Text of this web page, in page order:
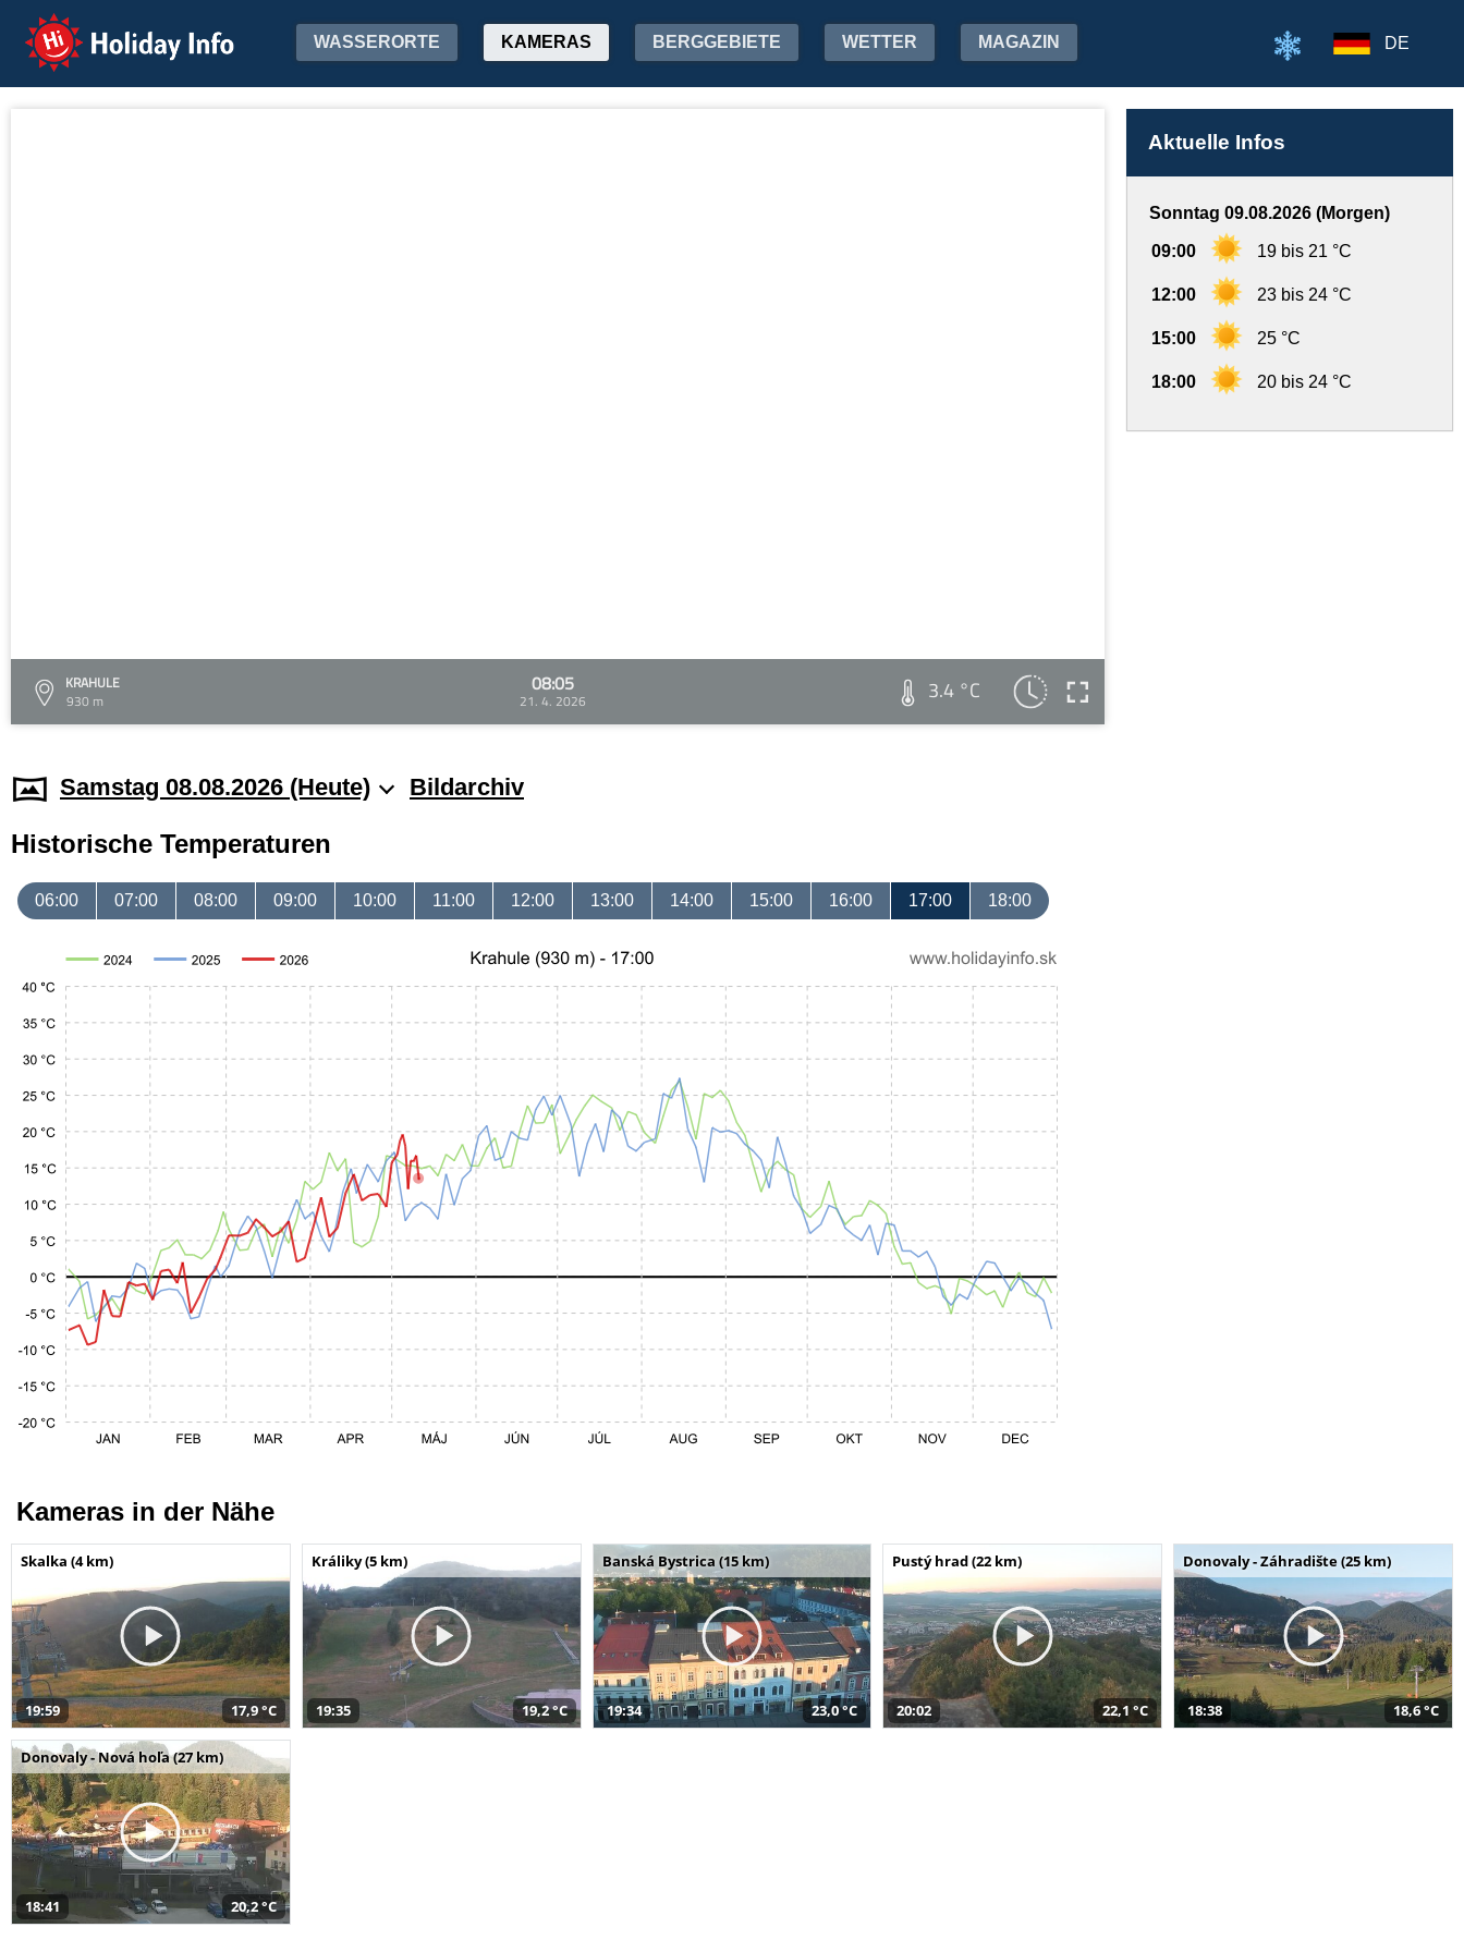
Holiday Info WASSERORTE KAMERAS BERGGEBIETE WETTER MAGAZIN DE
KRAHULE
930 m
08:05
21. 4. 2026 3.4 °C
Aktuelle Infos
Sonntag 09.08.2026 (Morgen)
09:00 19 bis 21 °C
12:00 23 bis 24 °C
15:00 25 °C
18:00 20 bis 24 °C
Samstag 08.08.2026 (Heute) Bildarchiv
Historische Temperaturen
06:00 07:00 08:00 09:00 10:00 11:00 12:00 13:00 14:00 15:00 16:00 17:00 18:00
Kameras in der Nähe
Skalka (4 km)
19:59 17,9 °C
Králiky (5 km)
19:35 19,2 °C
Banská Bystrica (15 km)
19:34 23,0 °C
Pustý hrad (22 km)
20:02 22,1 °C
Donovaly - Záhradište (25 km)
18:38 18,6 °C
Donovaly - Nová hoľa (27 km)
18:41 20,2 °C